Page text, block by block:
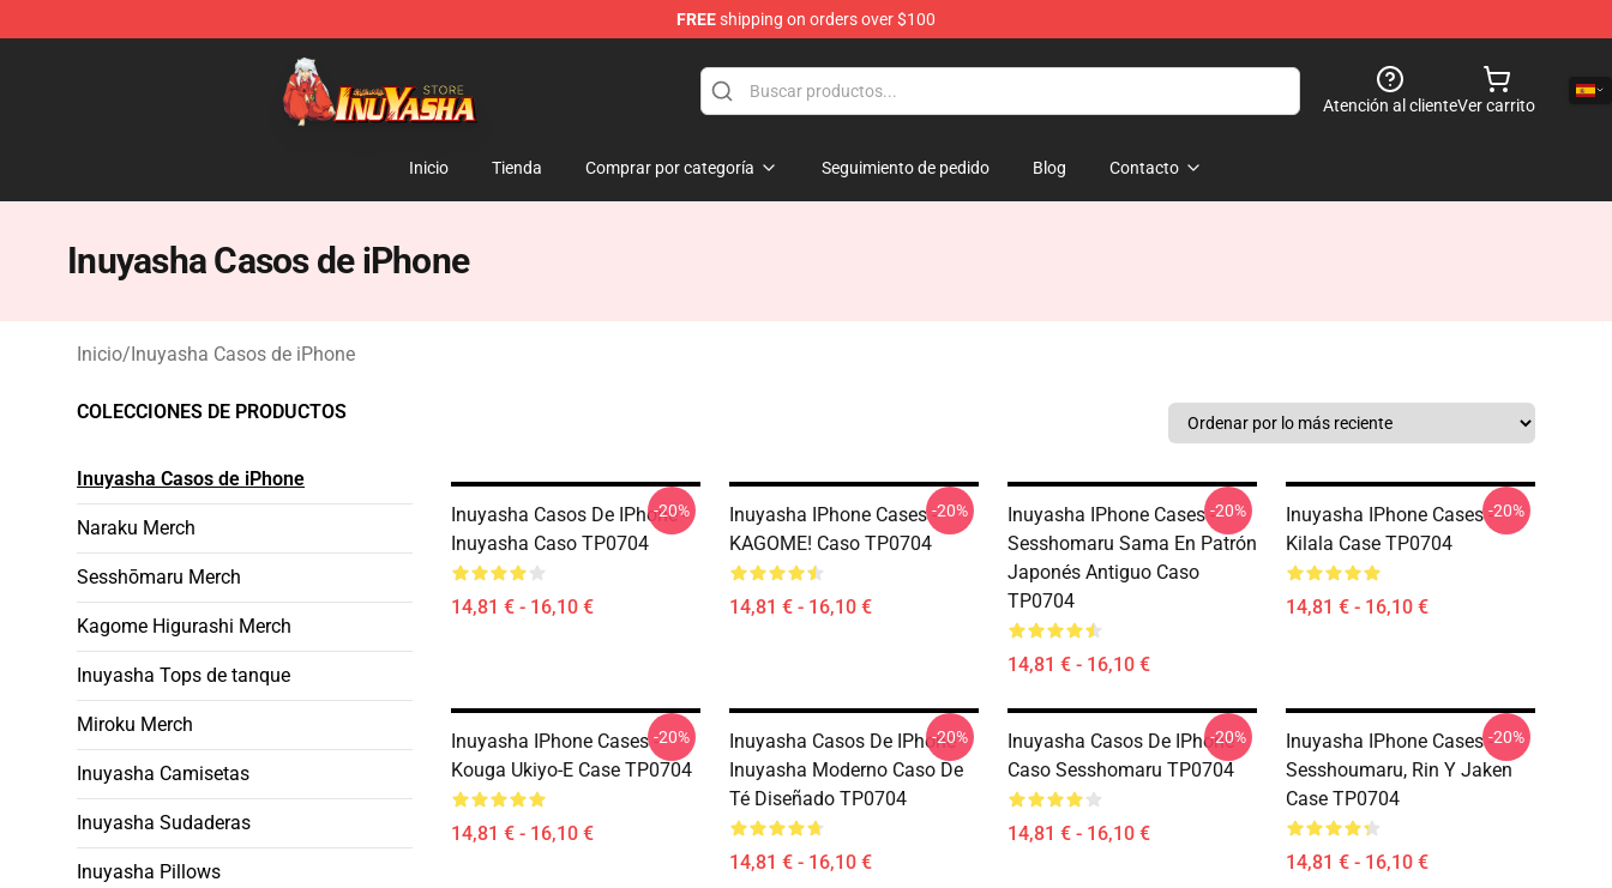
FREEshipping on orders over $100
Inuyasha Store - Official Inuyasha Merchandise Shop
Atención al clienteVer carrito
Inicio Tienda Comprar por categoría Seguimiento de pedido Blog Contacto
Inuyasha Casos de iPhone
Inicio/Inuyasha Casos de iPhone
COLECCIONES DE PRODUCTOS
Inuyasha Casos de iPhone
Naraku Merch
Sesshōmaru Merch
Kagome Higurashi Merch
Inuyasha Tops de tanque
Miroku Merch
Inuyasha Camisetas
Inuyasha Sudaderas
Inuyasha Pillows
Inuyasha Casos De IPhone -
Inuyasha Caso TP0704
14,81 € - 16,10 €
-20%
Inuyasha IPhone Cases -
KAGOME! Caso TP0704
14,81 € - 16,10 €
-20%
Inuyasha IPhone Cases -
Sesshomaru Sama En Patrón
Japonés Antiguo Caso
TP0704
14,81 € - 16,10 €
-20%
Inuyasha IPhone Cases -
Kilala Case TP0704
14,81 € - 16,10 €
-20%
Inuyasha IPhone Cases -
Kouga Ukiyo-E Case TP0704
14,81 € - 16,10 €
-20%
Inuyasha Casos De IPhone -
Inuyasha Moderno Caso De
Té Diseñado TP0704
14,81 € - 16,10 €
-20%
Inuyasha Casos De IPhone -
Caso Sesshomaru TP0704
14,81 € - 16,10 €
-20%
Inuyasha IPhone Cases -
Sesshoumaru, Rin Y Jaken
Case TP0704
14,81 € - 16,10 €
-20%